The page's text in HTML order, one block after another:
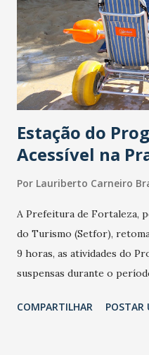
Estação do
Acessível na
Por Lauriberto Carneiro
A Prefeitura de Fortaleza,
do Turismo (Setfor),
9 horas, as atividades do
suspensas durante o
a pessoas com deficiência
COMPARTILHAR POSTAR